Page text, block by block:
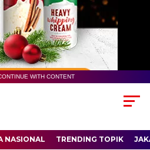
WITH CONTENT
NASIONAL TRENDING TOPIK